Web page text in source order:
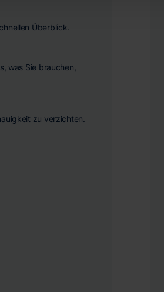
Überblick.
was Sie brauchen,
zu verzichten.